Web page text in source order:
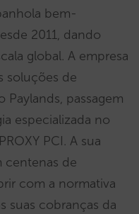
bem-
2011, dando
global. A empresa
soluções de
passagem
especializada no
PCI. A sua
centenas de
com a normativa
suas cobranças da